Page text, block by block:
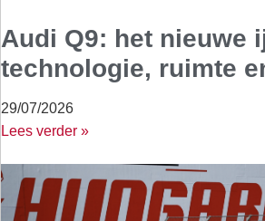
Audi Q9: het nieuwe
technologie, ruimte
29/07/2026
Lees verder »